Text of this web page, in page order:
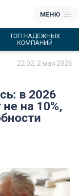
МЕНЮ
ТОП НАДЕЖНЫХ
КОМПАНИЙ
22:02, 2 мая 2026
в 2026
на 10%,